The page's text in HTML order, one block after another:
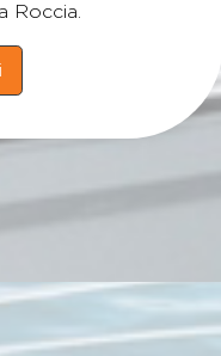
Roccia.